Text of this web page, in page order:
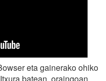
eta gainerako ohiko
batean, oraingoan